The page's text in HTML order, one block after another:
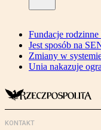
Fundacje
Jest sposób na
Zmiany w
Unia nakazuje
KONTAKT